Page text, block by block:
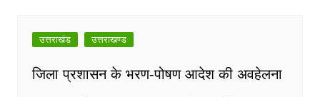
navigation
उत्तराखंड उत्तराखण्ड
जिला प्रशासन के भरण-पोषण आदेश की अवहेलना